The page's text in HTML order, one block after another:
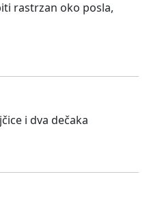
rastrzan oko posla,
i dva dečaka